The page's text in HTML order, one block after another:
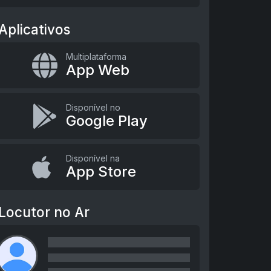
Multiplataforma
App Web
Disponível no
Google Play
Disponível na
App Store
Locutor no Ar